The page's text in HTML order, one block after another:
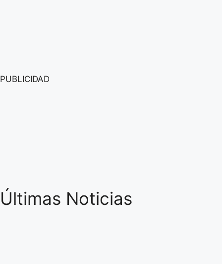
PUBLICIDAD
Últimas Noticias